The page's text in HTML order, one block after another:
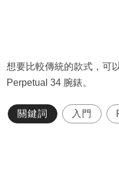
想要比較傳統的款式，可
Perpetual 34 腕錶。
關鍵詞 入門